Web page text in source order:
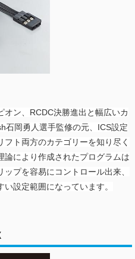
ン、RCDC決勝進出と幅広いカ
石岡勇人選手監修の元、ICS設定
ト両方のカテゴリーを知り尽く
論により作成されたプログラムは
プを容易にコントロール出来、
設定範囲になっています。